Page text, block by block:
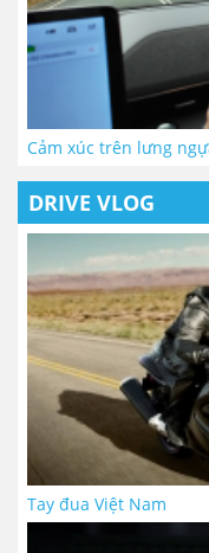
Cảm xúc trên lưng
DRIVE VLOG
Tay đua Việt Nam